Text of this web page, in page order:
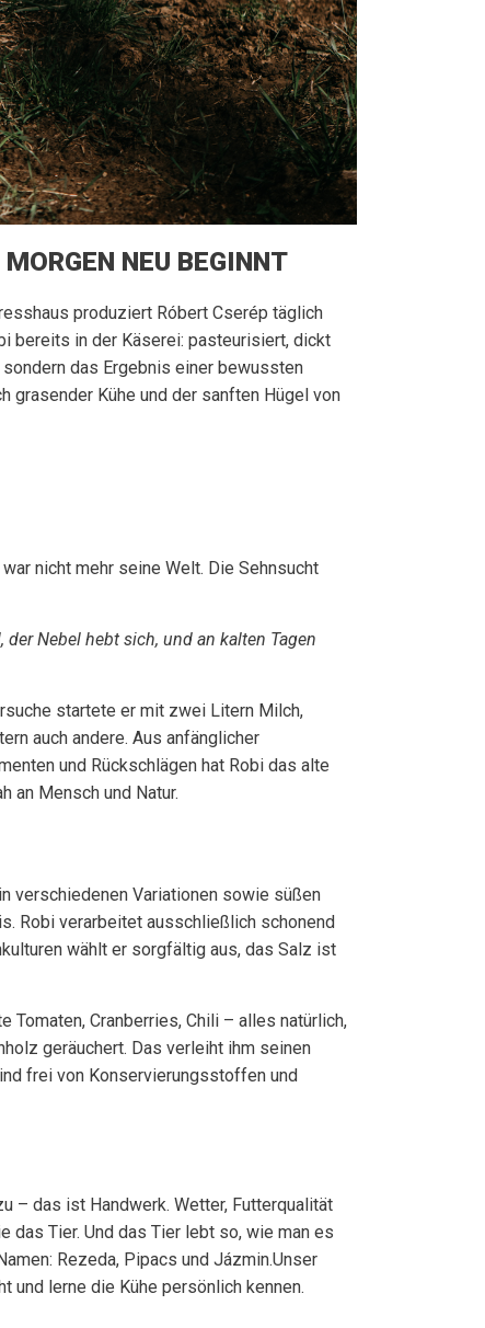
NEU BEGINNT
produziert Róbert Cserép täglich
bereits in der Käserei: pasteurisiert, dickt
das Ergebnis einer bewussten
grasender Kühe und der sanften Hügel von
nicht mehr seine Welt. Die Sehnsucht
Nebel hebt sich, und an kalten Tagen
startete er mit zwei Litern Milch,
auch andere. Aus anfänglicher
und Rückschlägen hat Robi das alte
an Mensch und Natur.
verschiedenen Variationen sowie süßen
Robi verarbeitet ausschließlich schonend
wählt er sorgfältig aus, das Salz ist
Tomaten, Cranberries, Chili – alles natürlich,
geräuchert. Das verleiht ihm seinen
frei von Konservierungsstoffen und
– das ist Handwerk. Wetter, Futterqualität
das Tier. Und das Tier lebt so, wie man es
Rezeda, Pipacs und Jázmin.Unser
und lerne die Kühe persönlich kennen.